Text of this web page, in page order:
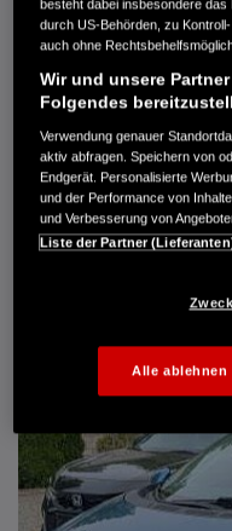
Erstzulassung
Bauart
AUTO HARKE GMBH
Randersweide 59-63
21035 Hamburg
+49 40 735 935 0
DETAILS
besteht dabei insbesondere
durch US-Behörden, zu
auch ohne
Wir und unsere
Folgendes
Verwendung genauer
aktiv abfragen. Speichern von
Endgerät. Personalisierte
und der Performance von
und Verbesserung von
Liste der Partner
Alle ablehnen